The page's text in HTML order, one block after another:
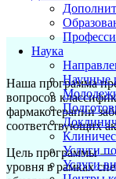
Наука
Научные
Услуги
Услуги
Наша программа
вопросов
фармакотерапии
соответствующих
Цель программы —
уровня в рамках